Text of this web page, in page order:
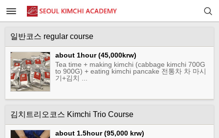
일반코스 regular course
about 1hour (45,000krw)
Tea time + making kimchi (cabbage kimchi 700G
to 900G) + eating kimchi pancake 전통차 차 마시
기+김치 ...
김치트리오코스 Kimchi Trio Course
about 1.5hour (95,000 krw)